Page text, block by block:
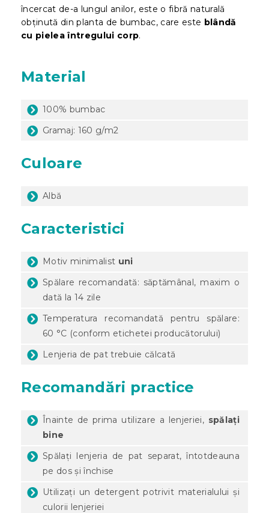
încercat de-a lungul anilor, este o fibră naturală
obținută din planta de bumbac, care este blândă
cu pielea întregului corp.
Material
100% bumbac
Gramaj: 160 g/m2
Culoare
Albă
Caracteristici
Motiv minimalist uni
Spălare recomandată: săptămânal, maxim o
dată la 14 zile
Temperatura recomandată pentru spălare:
60 °C (conform etichetei producătorului)
Lenjeria de pat trebuie călcată
Recomandări practice
Înainte de prima utilizare a lenjeriei, spălați
bine
Spălați lenjeria de pat separat, întotdeauna
pe dos și închise
Utilizați un detergent potrivit materialului și
culorii lenjeriei